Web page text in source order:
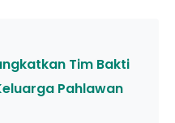
Tim Bakti
Pahlawan